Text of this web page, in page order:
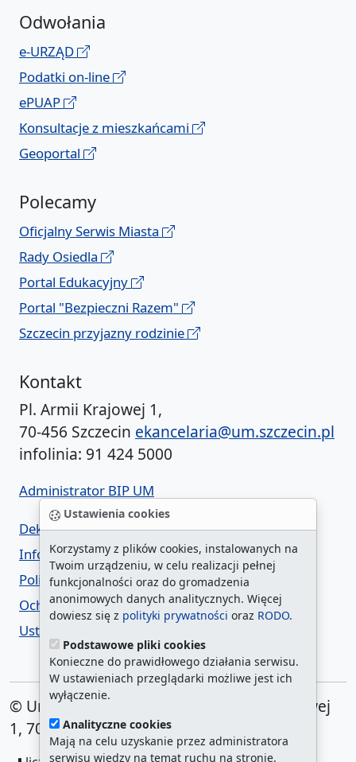
Ustawienia cookies
Korzystamy z plików cookies, instalowanych na
Twoim urządzeniu, w celu realizacji pełnej
funkcjonalności oraz do gromadzenia
anonimowych danych analitycznych. Więcej
dowiesz się z polityki prywatności oraz RODO.
Podstawowe pliki cookies
Konieczne do prawidłowego działania serwisu.
W ustawieniach przeglądarki możliwe jest ich
wyłączenie.
Analityczne cookies
Mają na celu uzyskanie przez administratora
serwisu wiedzy na temat ruchu na stronie.
Odwołania
e-URZĄD
Podatki on-line
ePUAP
Konsultacje z mieszkańcami
Geoportal
Polecamy
Oficjalny Serwis Miasta
Rady Osiedla
Portal Edukacyjny
Portal "Bezpieczni Razem"
Szczecin przyjazny rodzinie
Kontakt
Pl. Armii Krajowej 1,
70-456 Szczecin ekancelaria@um.szczecin.pl
infolinia: 91 424 5000
Administrator BIP UM
Deklaracja dostępności
Informacja o urzędzie w ETR
Polityka prywatności
Ochrona danych osobowych
Ustawienia cookies
© Urząd Miasta Szczecin. Plac Armii Krajowej
1, 70-456 Szczecin